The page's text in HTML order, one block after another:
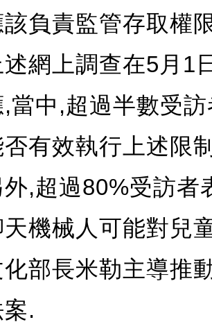
該負責監管存取權
述網上調查在5月
,當中,超過半數受
有效執行上述限
外,超過80%受訪者
機械人可能對兒
化部長米勒主導推
.